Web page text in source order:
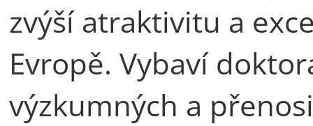
zvýší atraktivitu a
Evropě. Vybaví
výzkumných a